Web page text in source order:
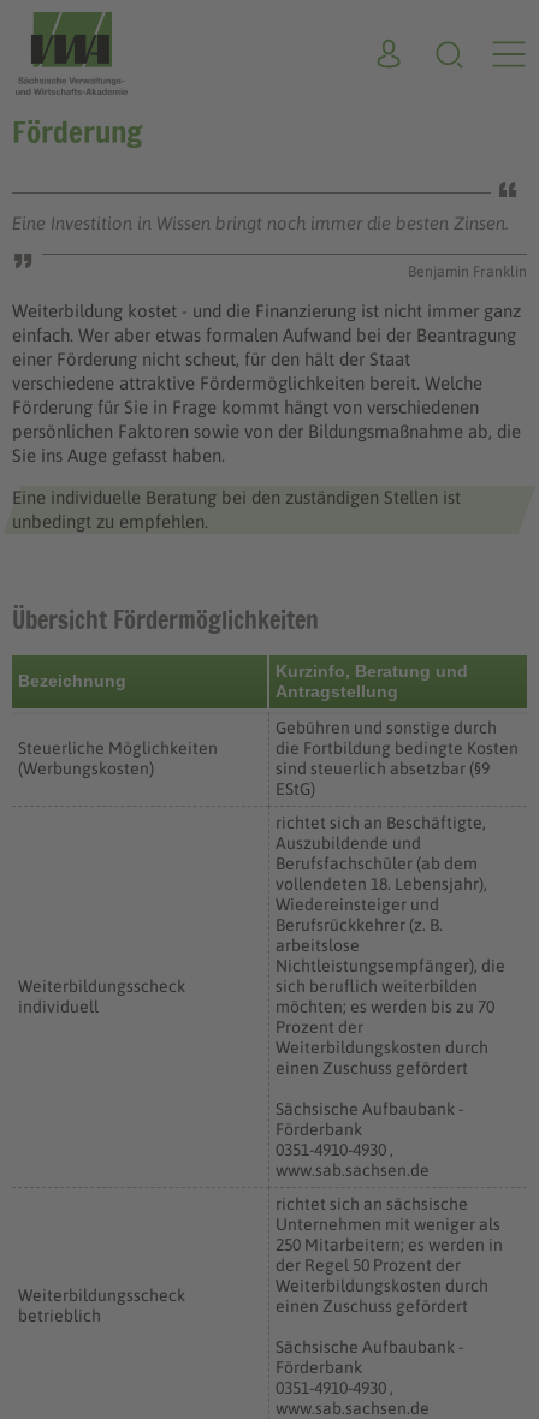
Förderung
Eine Investition in Wissen bringt noch immer die besten Zinsen.
Benjamin Franklin
Weiterbildung kostet - und die Finanzierung ist nicht immer ganz
einfach. Wer aber etwas formalen Aufwand bei der Beantragung
einer Förderung nicht scheut, für den hält der Staat
verschiedene attraktive Fördermöglichkeiten bereit. Welche
Förderung für Sie in Frage kommt hängt von verschiedenen
persönlichen Faktoren sowie von der Bildungsmaßnahme ab, die
Sie ins Auge gefasst haben.
Eine individuelle Beratung bei den zuständigen Stellen ist
unbedingt zu empfehlen.
Übersicht Fördermöglichkeiten
Bezeichnung
Kurzinfo, Beratung und
Antragstellung
Steuerliche Möglichkeiten
(Werbungskosten)
Gebühren und sonstige durch
die Fortbildung bedingte Kosten
sind steuerlich absetzbar (§9
EStG)
Weiterbildungsscheck
individuell
richtet sich an Beschäftigte,
Auszubildende und
Berufsfachschüler (ab dem
vollendeten 18. Lebensjahr),
Wiedereinsteiger und
Berufsrückkehrer (z. B.
arbeitslose
Nichtleistungsempfänger), die
sich beruflich weiterbilden
möchten; es werden bis zu 70
Prozent der
Weiterbildungskosten durch
einen Zuschuss gefördert
Sächsische Aufbaubank -
Förderbank
0351-4910-4930 ,
www.sab.sachsen.de
Weiterbildungsscheck
betrieblich
richtet sich an sächsische
Unternehmen mit weniger als
250 Mitarbeitern; es werden in
der Regel 50 Prozent der
Weiterbildungskosten durch
einen Zuschuss gefördert
Sächsische Aufbaubank -
Förderbank
0351-4910-4930 ,
www.sab.sachsen.de